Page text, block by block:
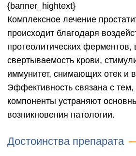
{banner_hightext}
Комплексное лечение
происходит благодаря
протеолитических
свертываемость крови,
иммунитет, снимающих отек и
Эффективность связана с тем,
компоненты устраняют
возникновения патологии.
Достоинства препарата